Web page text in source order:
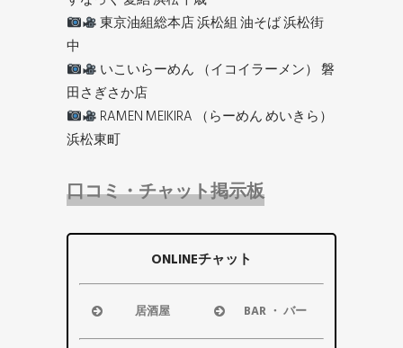
東京油組総本店 浜松組 油そば 浜松街
中
いこいらーめん （イコイラーメン） 磐
田さぎさか店
RAMEN MEIKIRA （らーめん めいきら）
浜松東町
口コミ・チャット掲示板
ONLINEチャット
居酒屋
浜松市
BAR ・ バー
浜松市